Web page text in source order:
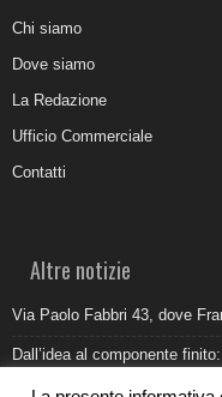
Chi siamo
Dove siamo
La Redazione
Ufficio Commerciale
Contatti
Altre notizie
Via Paolo Fabbri 43, dove
Dall’idea al componente